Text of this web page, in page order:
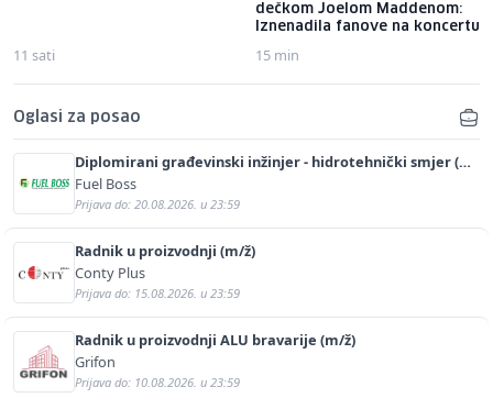
11 sati
dečkom Joelom Maddenom:
Iznenadila fanove na koncertu
15 min
Oglasi za posao
Diplomirani građevinski inžinjer - hidrotehnički smjer (m/
ž)
Fuel Boss
Prijava do: 20.08.2026. u 23:59
Radnik u proizvodnji (m/ž)
Conty Plus
Prijava do: 15.08.2026. u 23:59
Radnik u proizvodnji ALU bravarije (m/ž)
Grifon
Prijava do: 10.08.2026. u 23:59